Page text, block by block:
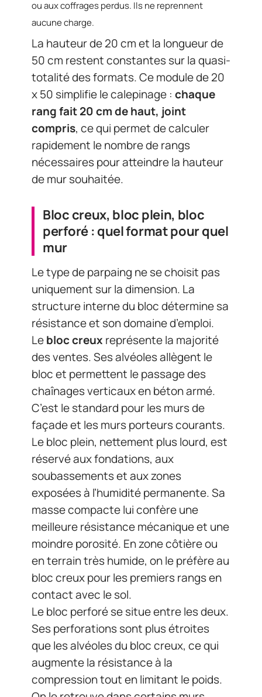
ou aux coffrages perdus. Ils ne reprennent
aucune charge.
La hauteur de 20 cm et la longueur de
50 cm restent constantes sur la quasi-
totalité des formats. Ce module de 20
x 50 simplifie le calepinage : chaque
rang fait 20 cm de haut, joint
compris, ce qui permet de calculer
rapidement le nombre de rangs
nécessaires pour atteindre la hauteur
de mur souhaitée.
Bloc creux, bloc plein, bloc
perforé : quel format pour quel
mur
Le type de parpaing ne se choisit pas
uniquement sur la dimension. La
structure interne du bloc détermine sa
résistance et son domaine d’emploi.
Lebloc creux représente la majorité
des ventes. Ses alvéoles allègent le
bloc et permettent le passage des
chaînages verticaux en béton armé.
C’est le standard pour les murs de
façade et les murs porteurs courants.
Le bloc plein, nettement plus lourd, est
réservé aux fondations, aux
soubassements et aux zones
exposées à l’humidité permanente. Sa
masse compacte lui confère une
meilleure résistance mécanique et une
moindre porosité. En zone côtière ou
en terrain très humide, on le préfère au
bloc creux pour les premiers rangs en
contact avec le sol.
Le bloc perforé se situe entre les deux.
Ses perforations sont plus étroites
que les alvéoles du bloc creux, ce qui
augmente la résistance à la
compression tout en limitant le poids.